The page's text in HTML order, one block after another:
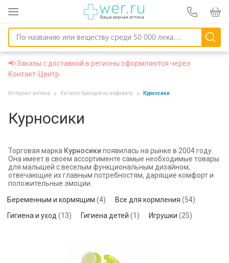
📢 Заказы с доставкой в регионы оформляются через
Контакт-Центр
Интернет-аптека Каталог брендов по алфавиту Курносики
Курносики
Торговая марка Курносики появилась на рынке в 2004 году.
Она имеет в своем ассортименте самые необходимые товары
для малышей с веселым функциональным дизайном,
отвечающие их главным потребностям, дарящие комфорт и
положительные эмоции.
Беременным и кормящим (4) Все для кормления (54)
Гигиена и уход (13) Гигиена детей (1) Игрушки (25)